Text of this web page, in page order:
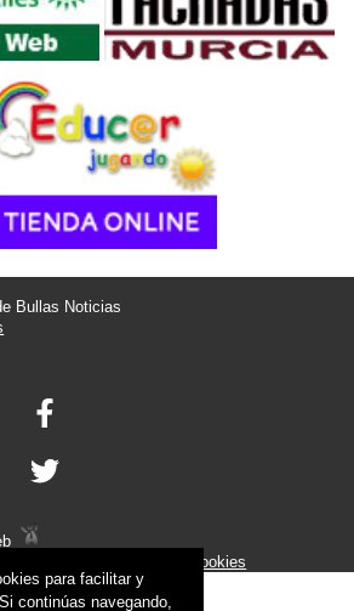
Bullas Noticias
Política de Cookies
para facilitar y
continúas navegando,